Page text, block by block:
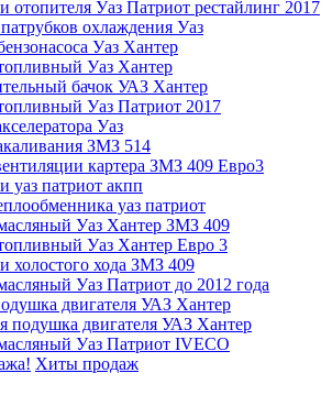
отопителя Уаз Патриот рестайлинг 2017
охлаждения Уаз
Уаз Хантер
Уаз Хантер
бачок УАЗ Хантер
Уаз Патриот 2017
Уаз
ЗМЗ 514
картера ЗМЗ 409 Евро3
уаз патриот акпп
уаз патриот
Уаз Хантер ЗМЗ 409
Уаз Хантер Евро 3
холостого хода ЗМЗ 409
Уаз Патриот до 2012 года
двигателя УАЗ Хантер
подушка двигателя УАЗ Хантер
Уаз Патриот IVECO
Хиты продаж